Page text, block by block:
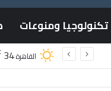
تكنولوجيا ومنوعات
القاهرة34